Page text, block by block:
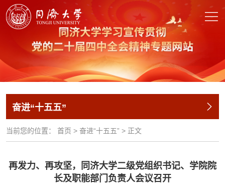
奋进“十五五”
当前您的位置： 首页 > 奋进“十五五” > 正文
再发力、再攻坚，同济大学二级党组织书记、学院院
长及职能部门负责人会议召开